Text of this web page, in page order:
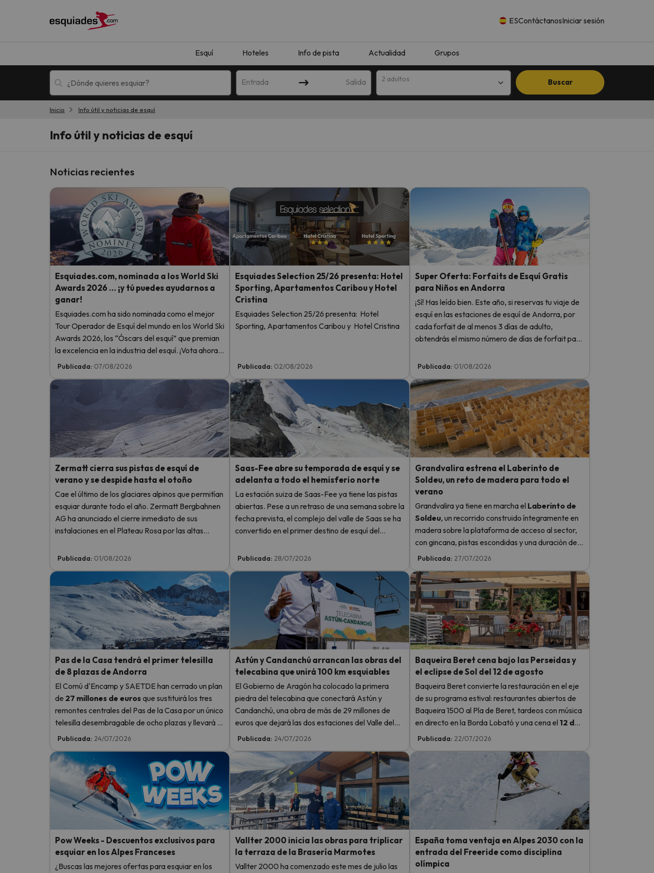
ESContáctanosIniciar sesión
Esquí Hoteles Info de pista Actualidad Grupos
Entrada Salida 2 adultos Buscar
¡Vaya! No hemos encontrado ningún resultado que coincida con tu búsqueda. Prueba a modificar el destino.
¡Vaya! Parece que nuestro buscador ha perdido el norte. En cuanto encuentre su brújula vuelve.
Inicio Info útil y noticias de esquí
Info útil y noticias de esquí
Noticias recientes
Esquiades.com, nominada a los World Ski
Awards 2026 … ¡y tú puedes ayudarnos a
ganar!
Esquiades.com ha sido nominada como el mejor
Tour Operador de Esquí del mundo en los World Ski
Awards 2026, los “Óscars del esquí” que premian
la excelencia en la industria del esquí. ¡Vota ahora y
ayúdanos a alcanzar la cima!
Publicada: 07/08/2026
Esquiades Selection 25/26 presenta: Hotel
Sporting, Apartamentos Caribou y Hotel
Cristina
Esquiades Selection 25/26 presenta: Hotel
Sporting, Apartamentos Caribou y Hotel Cristina
Publicada: 02/08/2026
Super Oferta: Forfaits de Esquí Gratis
para Niños en Andorra
¡Sí! Has leído bien. Este año, si reservas tu viaje de
esquí en las estaciones de esquí de Andorra, por
cada forfait de al menos 3 días de adulto,
obtendrás el mismo número de días de forfait para
Publicada: 01/08/2026
Zermatt cierra sus pistas de esquí de
verano y se despide hasta el otoño
Cae el último de los glaciares alpinos que permitían
esquiar durante todo el año. Zermatt Bergbahnen
AG ha anunciado el cierre inmediato de sus
instalaciones en el Plateau Rosa por las altas
semana.
Publicada: 01/08/2026
Saas-Fee abre su temporada de esquí y se
adelanta a todo el hemisferio norte
La estación suiza de Saas-Fee ya tiene las pistas
abiertas. Pese a un retraso de una semana sobre la
fecha prevista, el complejo del valle de Saas se ha
convertido en el primer destino de esquí del
2027.
Publicada: 28/07/2026
Grandvalira estrena el Laberinto de
Soldeu, un reto de madera para todo el
verano
Grandvalira ya tiene en marcha el Laberinto de
Soldeu, un recorrido construido íntegramente en
madera sobre la plataforma de acceso al sector,
con gincana, pistas escondidas y una duración de
entre 30 y 45 minutos. Estará abierto
Publicada: 27/07/2026
Pas de la Casa tendrá el primer telesilla
de 8 plazas de Andorra
El Comú d'Encamp y SAETDE han cerrado un plan
de 27 millones de euros que sustituirá los tres
remontes centrales del Pas de la Casa por un único
telesilla desembragable de ocho plazas y llevará el
telecabina Pioners hasta el lago de les Abelletes.
Publicada: 24/07/2026
Astún y Candanchú arrancan las obras del
telecabina que unirá 100 km esquiables
El Gobierno de Aragón ha colocado la primera
piedra del telecabina que conectará Astún y
Candanchú, una obra de más de 29 millones de
euros que dejará las dos estaciones del Valle del
Aragón a poco más de diez minutos la una de la
Publicada: 24/07/2026
Baqueira Beret cena bajo las Perseidas y
el eclipse de Sol del 12 de agosto
Baqueira Beret convierte la restauración en el eje
de su programa estival: restaurantes abiertos de
Baqueira 1500 al Pla de Beret, tardeos con música
en directo en la Borda Lobató y una cena el 12 de
agosto
que coincidirá con el máximo de las
Publicada: 22/07/2026
Pow Weeks - Descuentos exclusivos para
esquiar en los Alpes Franceses
¿Buscas las mejores ofertas para esquiar en los
Vallter 2000 inicia las obras para triplicar
la terraza de la Brasería Marmotes
Vallter 2000 ha comenzado este mes de julio las
España toma ventaja en Alpes 2030 con la
entrada del Freeride como disciplina
olímpica